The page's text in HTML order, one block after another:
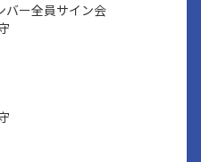
バー全員サイン会